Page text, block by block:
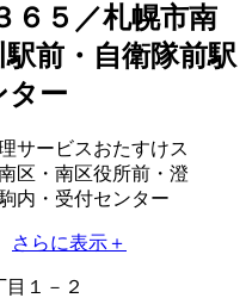
６５／札幌市南
前・自衛隊前駅
ター
さらに表示＋
１－２